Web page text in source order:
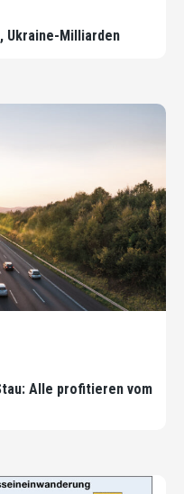
Ukraine-Milliarden
Alle profitieren vom